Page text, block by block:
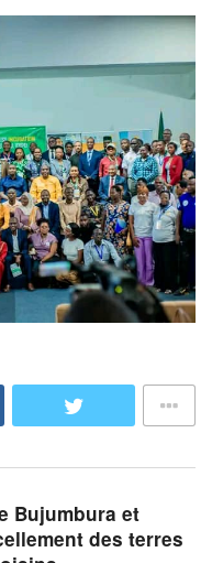
Bujumbura et
des terres